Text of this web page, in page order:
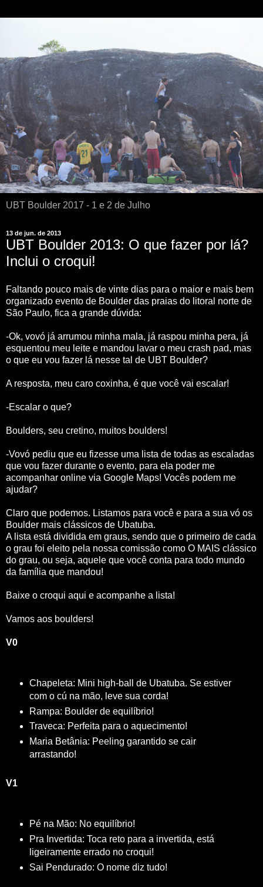
UBT Boulder 2017 - 1 e 2 de Julho
13 de jun. de 2013
UBT Boulder 2013: O que fazer por lá?
Inclui o croqui!
Faltando pouco mais de vinte dias para o maior e mais bem
organizado evento de Boulder das praias do litoral norte de
São Paulo, fica a grande dúvida:
-Ok, vovó já arrumou minha mala, já raspou minha pera, já
esquentou meu leite e mandou lavar o meu crash pad, mas
o que eu vou fazer lá nesse tal de UBT Boulder?
A resposta, meu caro coxinha, é que você vai escalar!
-Escalar o que?
Boulders, seu cretino, muitos boulders!
-Vovó pediu que eu fizesse uma lista de todas as escaladas
que vou fazer durante o evento, para ela poder me
acompanhar online via Google Maps! Vocês podem me
ajudar?
Claro que podemos. Listamos para você e para a sua vó os
Boulder mais clássicos de Ubatuba.
A lista está dividida em graus, sendo que o primeiro de cada
o grau foi eleito pela nossa comissão como O MAIS clássico
do grau, ou seja, aquele que você conta para todo mundo
da família que mandou!
Baixe o croqui aqui e acompanhe a lista!
Vamos aos boulders!
V0
Chapeleta: Mini high-ball de Ubatuba. Se estiver
com o cú na mão, leve sua corda!
Rampa: Boulder de equilíbrio!
Traveca: Perfeita para o aquecimento!
Maria Betânia: Peeling garantido se cair
arrastando!
V1
Pé na Mão: No equilíbrio!
Pra Invertida: Toca reto para a invertida, está
ligeiramente errado no croqui!
Sai Pendurado: O nome diz tudo!